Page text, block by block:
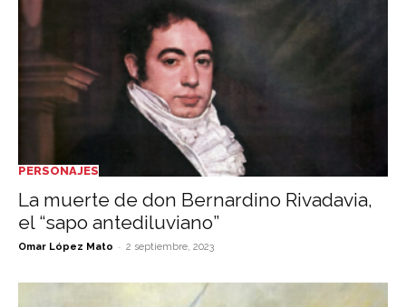
PERSONAJES
La muerte de don Bernardino Rivadavia,
el “sapo antediluviano”
Omar López Mato - 2 septiembre, 2023